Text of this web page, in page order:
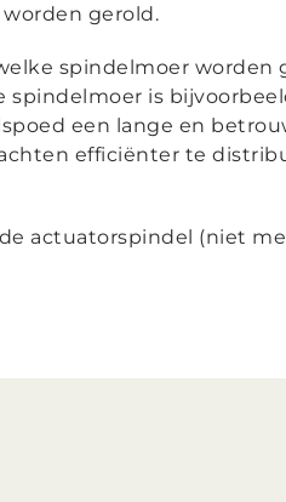
gerold.
spindelmoer worden
spindelmoer is
een lange en
efficiënter te
actuatorspindel (niet